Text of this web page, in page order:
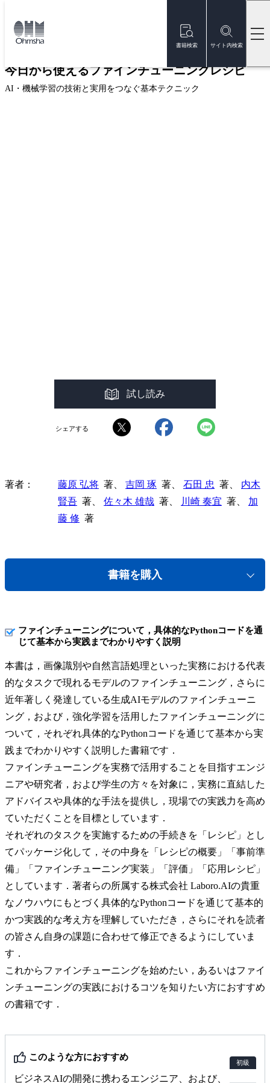
書籍検索 サイト内検索
トップ
今日から使えるファインチューニングレシピ
AI・機械学習の技術と実用をつなぐ基本テクニック
試し読み
シェアする
著者 藤原 弘将 著、 吉岡 琢 著、 石田 忠 著、 内木
賢吾 著、 佐々木 雄哉 著、 川崎 奏宜 著、 加
藤 修 著
書籍を購入
ファインチューニングについて，具体的なPythonコードを通
じて基本から実践までわかりやすく説明
本書は，画像識別や自然言語処理といった実務における代表
的なタスクで現れるモデルのファインチューニング，さらに
近年著しく発達している生成AIモデルのファインチューニ
ング，および，強化学習を活用したファインチューニングに
ついて，それぞれ具体的なPythonコードを通じて基本から実
践までわかりやすく説明した書籍です．
ファインチューニングを実務で活用することを目指すエンジ
ニアや研究者，および学生の方々を対象に，実務に直結した
アドバイスや具体的な手法を提供し，現場での実践力を高め
ていただくことを目標としています．
それぞれのタスクを実施するための手続きを「レシピ」とし
てパッケージ化して，その中身を「レシピの概要」「事前準
備」「ファインチューニング実装」「評価」「応用レシピ」
としています．著者らの所属する株式会社 Laboro.AIの貴重
なノウハウにもとづく具体的なPythonコードを通じて基本的
かつ実践的な考え方を理解していただき，さらにそれを読者
の皆さん自身の課題に合わせて修正できるようにしていま
す．
これからファインチューニングを始めたい，あるいはファイ
ンチューニングの実践におけるコツを知りたい方におすすめ
の書籍です．
このような方におすすめ
ビジネスAIの開発に携わるエンジニア、および、
初級